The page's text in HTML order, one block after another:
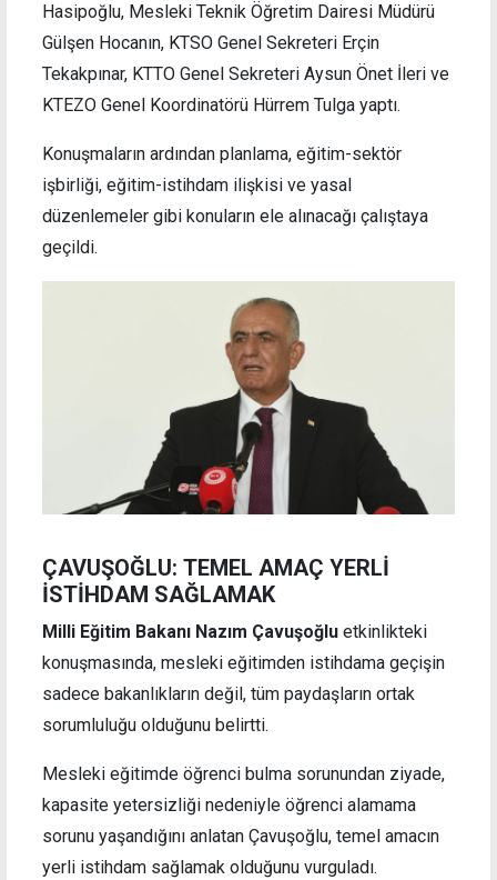
Hasipoğlu, Mesleki Teknik Öğretim Dairesi Müdürü
Gülşen Hocanın, KTSO Genel Sekreteri Erçin
Tekakpınar, KTTO Genel Sekreteri Aysun Önet İleri ve
KTEZO Genel Koordinatörü Hürrem Tulga yaptı.
Konuşmaların ardından planlama, eğitim-sektör
işbirliği, eğitim-istihdam ilişkisi ve yasal
düzenlemeler gibi konuların ele alınacağı çalıştaya
geçildi.
ÇAVUŞOĞLU: TEMEL AMAÇ YERLİ
İSTİHDAM SAĞLAMAK
Milli Eğitim Bakanı Nazım Çavuşoğlu etkinlikteki
konuşmasında, mesleki eğitimden istihdama geçişin
sadece bakanlıkların değil, tüm paydaşların ortak
sorumluluğu olduğunu belirtti.
Mesleki eğitimde öğrenci bulma sorunundan ziyade,
kapasite yetersizliği nedeniyle öğrenci alamama
sorunu yaşandığını anlatan Çavuşoğlu, temel amacın
yerli istihdam sağlamak olduğunu vurguladı.